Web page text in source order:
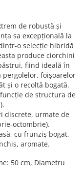
de robustă și
sa excepțională la
o selecție hibridă
produce ciorchini
fiind ideală în
pergolelor, foișoarelor
și o recoltă bogată.
de structura de
discrete, urmate de
octombrie).
cu frunziș bogat,
aromate.
50 cm, Diametru